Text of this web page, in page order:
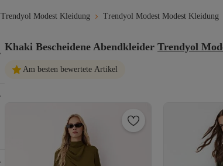
Trendyol Modest Kleidung Trendyol Modest Modest Kleidung
Khaki Bescheidene Abendkleider Trendyol
Am besten bewertete Artikel